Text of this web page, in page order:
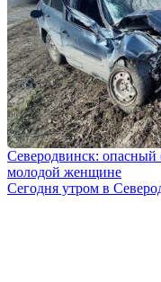
Северодвинск: опасный
молодой женщине
Сегодня утром в